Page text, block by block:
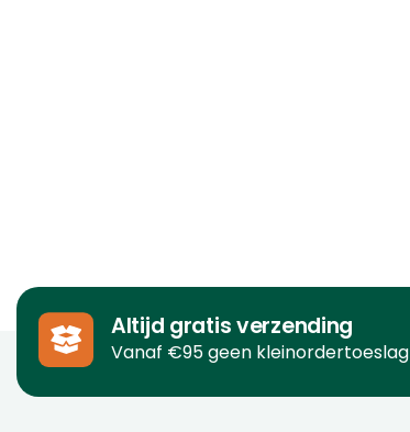
Altijd gratis verzending
Vanaf €95 geen kleinordertoeslag